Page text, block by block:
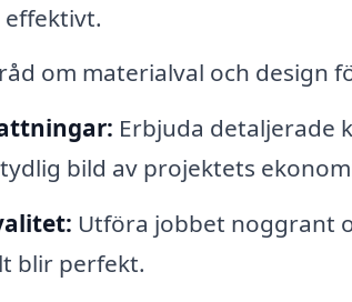
effektivt.
om materialval och design
Erbjuda detaljerade
bild av projektets
Utföra jobbet noggrant
blir perfekt.